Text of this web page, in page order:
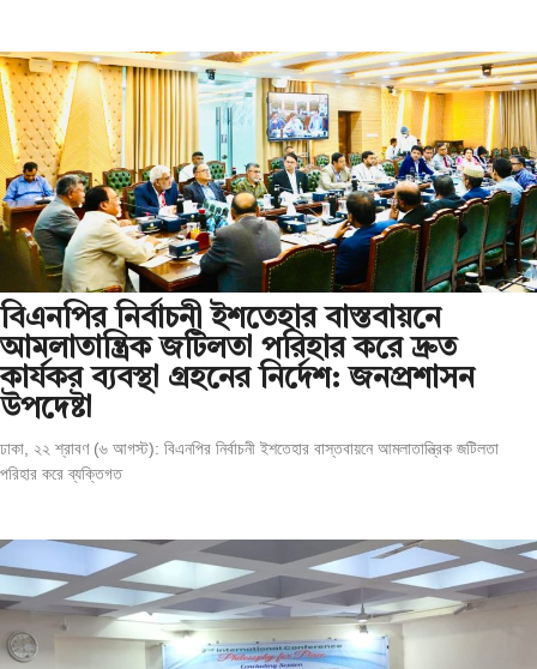
বিএনপির নির্বাচনী ইশতেহার বাস্তবায়নে
আমলাতান্ত্রিক জটিলতা পরিহার করে দ্রুত
কার্যকর ব্যবস্থা গ্রহনের নির্দেশ: জনপ্রশাসন
উপদেষ্টা
ঢাকা, ২২ শ্রাবণ (৬ আগস্ট): বিএনপির নির্বাচনী ইশতেহার বাস্তবায়নে আমলাতান্ত্রিক জটিলতা
পরিহার করে ব্যক্তিগত